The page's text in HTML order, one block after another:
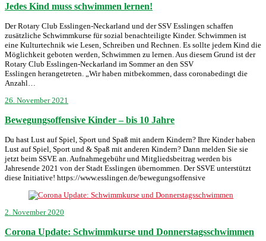
Jedes Kind muss schwimmen lernen!
Der Rotary Club Esslingen-Neckarland und der SSV Esslingen schaffen
zusätzliche Schwimmkurse für sozial benachteiligte Kinder. Schwimmen ist
eine Kulturtechnik wie Lesen, Schreiben und Rechnen. Es sollte jedem Kind die
Möglichkeit geboten werden, Schwimmen zu lernen. Aus diesem Grund ist der
Rotary Club Esslingen-Neckarland im Sommer an den SSV
Esslingen herangetreten. „Wir haben mitbekommen, dass coronabedingt die
Anzahl…
26. November 2021
Bewegungsoffensive Kinder – bis 10 Jahre
Du hast Lust auf Spiel, Sport und Spaß mit andern Kindern? Ihre Kinder haben
Lust auf Spiel, Sport und & Spaß mit anderen Kindern? Dann melden Sie sie
jetzt beim SSVE an. Aufnahmegebühr und Mitgliedsbeitrag werden bis
Jahresende 2021 von der Stadt Esslingen übernommen. Der SSVE unterstützt
diese Initiative! https://www.esslingen.de/bewegungsoffensive
2. November 2020
Corona Update: Schwimmkurse und Donnerstagsschwimmen